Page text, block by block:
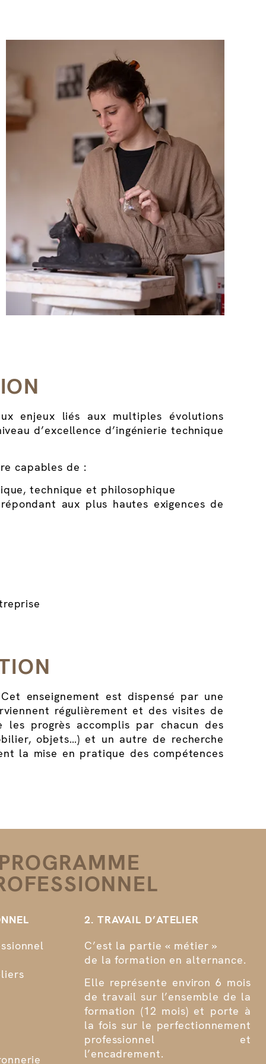
enjeux liés aux multiples évolutions
d’excellence d’ingénierie technique
capables de :
technique et philosophique
aux plus hautes exigences de
enseignement est dispensé par une
régulièrement et des visites de
les progrès accomplis par chacun des
objets…) et un autre de recherche
la mise en pratique des compétences
PROGRAMME
2. TRAVAIL D’ATELIER
C’est la partie « métier »
de la formation en alternance.
Elle représente environ 6 mois
de travail sur l’ensemble de la
formation (12 mois) et porte à
la fois sur le perfectionnement
professionnel et
l’encadrement.